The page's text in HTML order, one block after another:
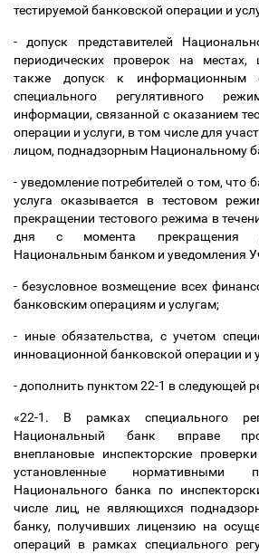
тестируемой банковской операции и
- допуск представителей
периодических проверок на местах,
также допуск к информационным
специального регулятивного
информации, связанной с оказанием
операции и услуги, в том числе для
лицом, поднадзорным Национальному
- уведомление потребителей о том, что
услуга оказывается в тестовом
прекращении тестового режима в
дня с момента прекращения
Национальным банком и уведомления
- безусловное возмещение всех
банковским операциям и услугам;
- иные обязательства, с учетом
инновационной банковской операции и
- дополнить пунктом 22-1 в следующей
«22-1. В рамках специального
Национальный банк вправе
внеплановые инспекторские
установленные нормативными
Национального банка по
числе лиц, не являющихся
банку, получивших лицензию на
операций в рамках специального